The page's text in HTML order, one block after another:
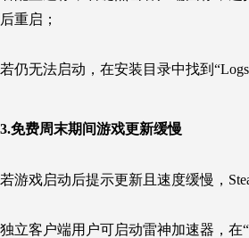
后重启；
若仍无法启动，在安装目录中找到
3.免费周末期间游戏更新缓慢
若游戏启动后提示更新且速度缓慢，
独立客户端用户可启动雷神加速器，在